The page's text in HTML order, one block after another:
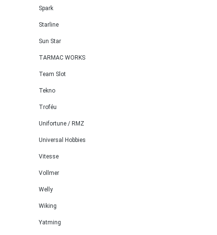
Spark
Starline
Sun Star
TARMAC WORKS
Team Slot
Tekno
Troféu
Unifortune / RMZ
Universal Hobbies
Vitesse
Vollmer
Welly
Wiking
Yatming